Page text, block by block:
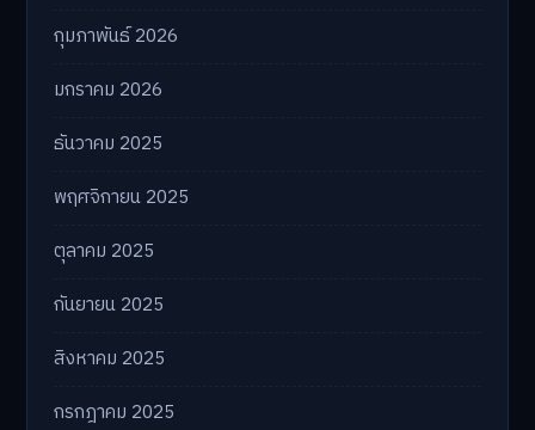
กุมภาพันธ์ 2026
มกราคม 2026
ธันวาคม 2025
พฤศจิกายน 2025
ตุลาคม 2025
กันยายน 2025
สิงหาคม 2025
กรกฎาคม 2025